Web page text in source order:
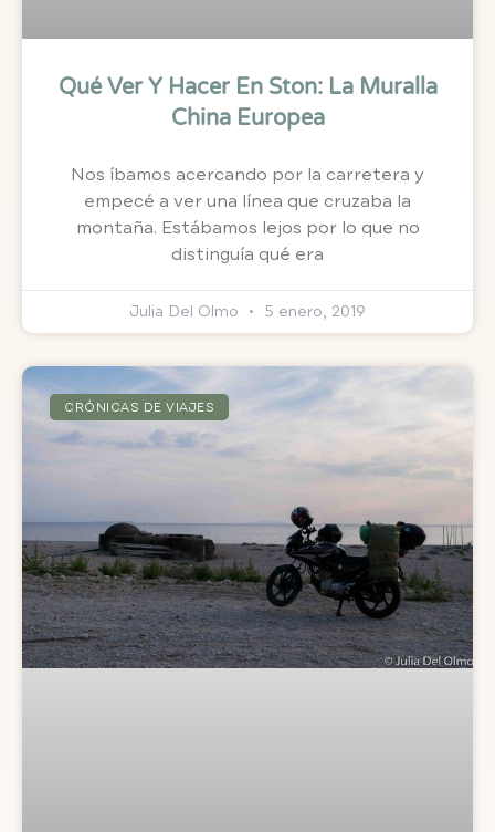
Qué Ver Y Hacer En Ston: La Muralla
China Europea
Nos íbamos acercando por la carretera y
empecé a ver una línea que cruzaba la
montaña. Estábamos lejos por lo que no
distinguía qué era
Julia Del Olmo 5 enero, 2019
CRÓNICAS DE VIAJES